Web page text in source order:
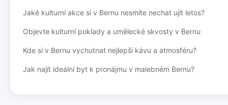
Jaké kulturní akce si v Bernu nesmíte nechat ujít letos?
Objevte kulturní poklady a umělecké skvosty v Bernu
Kde si v Bernu vychutnat nejlepší kávu a atmosféru?
Jak najít ideální byt k pronájmu v malebném Bernu?